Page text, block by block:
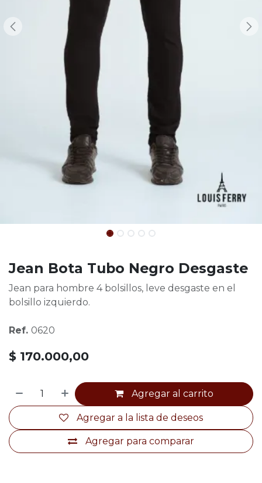
Jean Bota Tubo Negro Desgaste
Jean para hombre 4 bolsillos, leve desgaste en el
bolsillo izquierdo.
Ref. 0620
$ 170.000,00
Agregar al carrito
Agregar para comparar
Agregar a la lista de deseos